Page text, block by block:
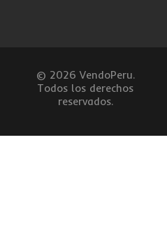
© 2026 VendoPeru.
Todos los derechos
reservados.